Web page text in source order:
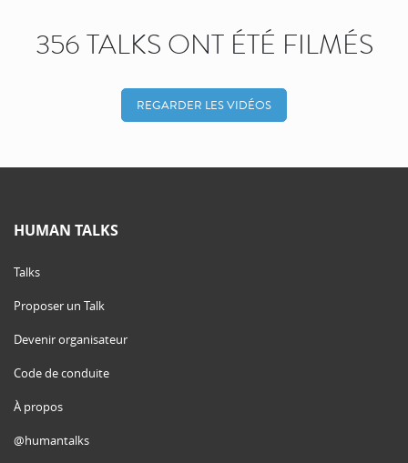
356 TALKS ONT ÉTÉ FILMÉS
REGARDER LES VIDÉOS
HUMAN TALKS
Talks
Proposer un Talk
Devenir organisateur
Code de conduite
À propos
@humantalks